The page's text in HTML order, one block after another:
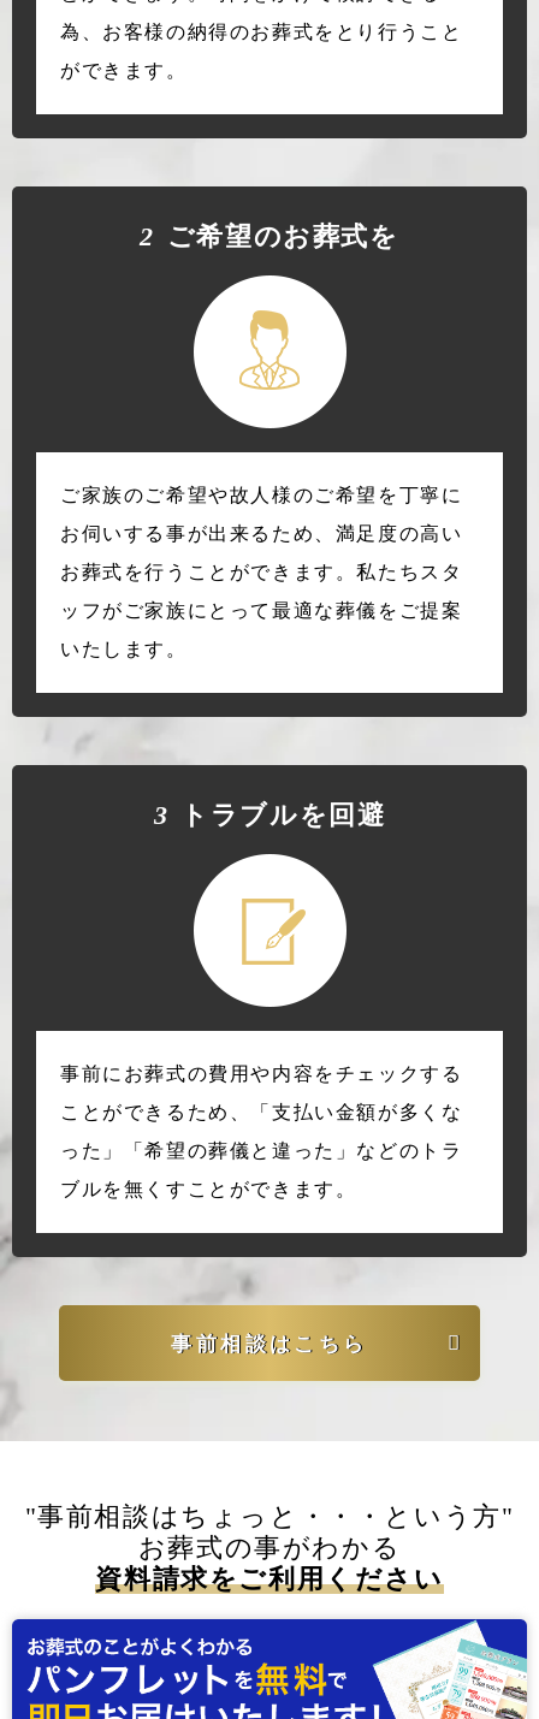
為、お客様の納得のお葬式をとり行うこと
ができます。
2 ご希望のお葬式を
ご家族のご希望や故人様のご希望を丁寧に
お伺いする事が出来るため、満足度の高い
お葬式を行うことができます。私たちスタ
ッフがご家族にとって最適な葬儀をご提案
いたします。
3 トラブルを回避
事前にお葬式の費用や内容をチェックする
ことができるため、「支払い金額が多くな
った」「希望の葬儀と違った」などのトラ
ブルを無くすことができます。
事前相談はこちら
"事前相談はちょっと・・・という方"
お葬式の事がわかる
資料請求をご利用ください